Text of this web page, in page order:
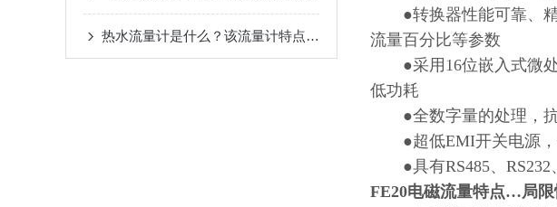
热水流量计是什么？该流量计特点是？
●转换器性能可靠、精
流量百分比等参数
●采用16位嵌入式微处
低功耗
●全数字量的处理，抗
●超低EMI开关电源，
●具有RS485、RS232
FE20电磁流量特点…局限